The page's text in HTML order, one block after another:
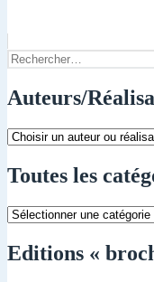
Rechercher :
Auteurs/
Toutes les
Toutes
catégories
Editions «